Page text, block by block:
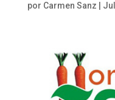
por Carmen Sanz